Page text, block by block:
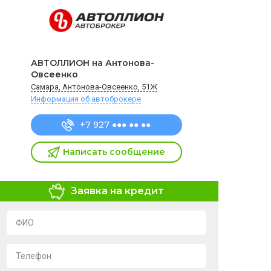
АВТОЛЛИОН на Антонова-
Овсеенко
Самара, Антонова-Овсеенко, 51Ж
Информация об автоброкере
+7 927 ●●● ●● ●●
Написать сообщение
Заявка на кредит
ФИО
Телефон